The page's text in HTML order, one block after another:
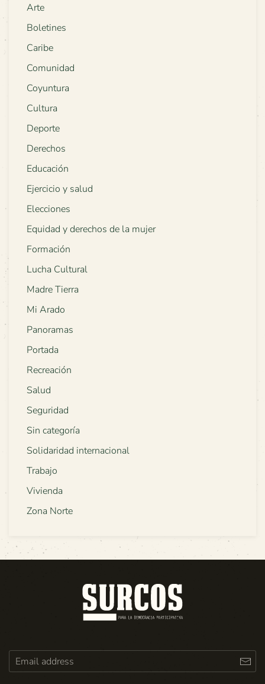
Arte
Boletines
Caribe
Comunidad
Coyuntura
Cultura
Deporte
Derechos
Educación
Ejercicio y salud
Elecciones
Equidad y derechos de la mujer
Formación
Lucha Cultural
Madre Tierra
Mi Arado
Panoramas
Portada
Recreación
Salud
Seguridad
Sin categoría
Solidaridad internacional
Trabajo
Vivienda
Zona Norte